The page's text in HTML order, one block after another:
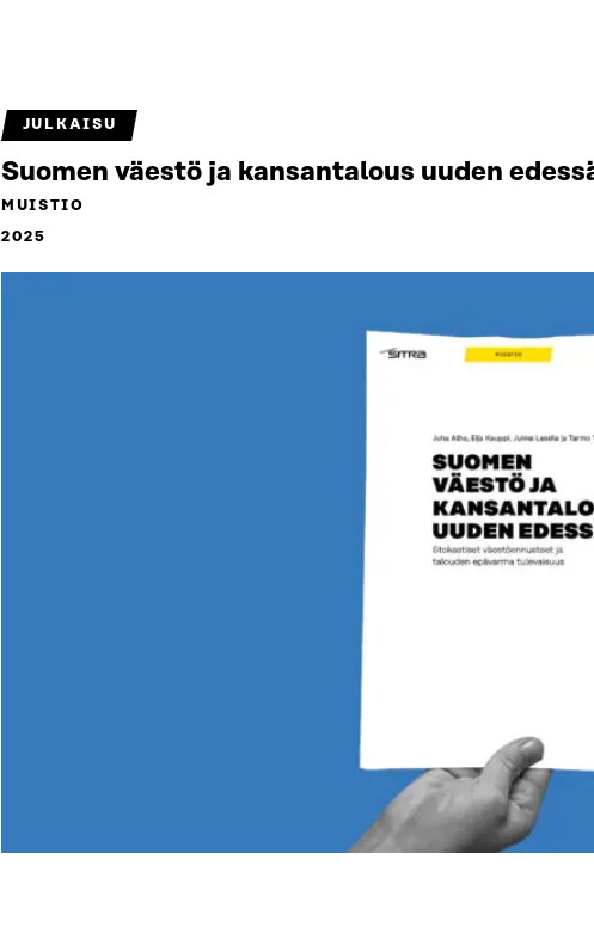
JULKAISU
Suomen väestö ja kansantalous uuden
MUISTIO
2025